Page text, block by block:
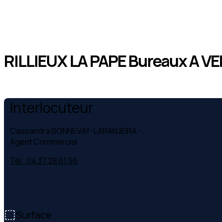
RILLIEUX LA PAPE Bureaux A
Interlocuteur
Cassandra BONNEVAY-LARANJEIRA-
Agent Commercial
Tél : 04 37 28 61 56
Surface